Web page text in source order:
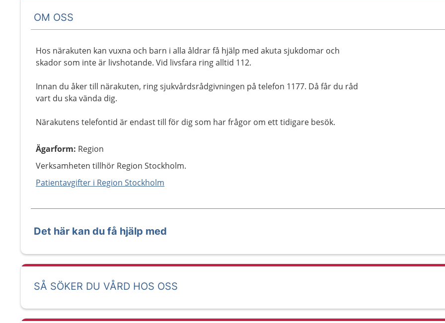
OM OSS
Hos närakuten kan vuxna och barn i alla åldrar få hjälp med akuta sjukdomar och
skador som inte är livshotande. Vid livsfara ring alltid 112.
Innan du åker till närakuten, ring sjukvårdsrådgivningen på telefon 1177. Då får du råd
vart du ska vända dig.
Närakutens telefontid är endast till för dig som har frågor om ett tidigare besök.
Ägarform: Region
Verksamheten tillhör Region Stockholm.
Patientavgifter i Region Stockholm
Det här kan du få hjälp med
SÅ SÖKER DU VÅRD HOS OSS